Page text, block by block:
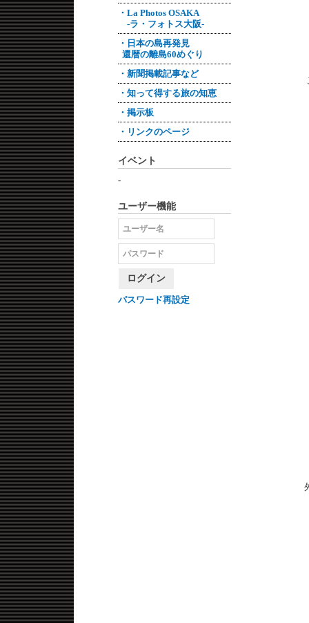
・La Photos OSAKA
-ラ・フォトス大阪-
・日本の島再発見
還暦の離島60めぐり
・新聞掲載記事など
・知って得する旅の知恵
・掲示板
・リンクのページ
イベント
-
ユーザー機能
ログイン
パスワード再設定